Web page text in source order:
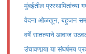
मुंबईतील प्रस्थापितांच्या
वेदना ओळखून, बहुजन
वर्षे सातत्याने आवाज
उंचावणार्‍या या संघर्षमय